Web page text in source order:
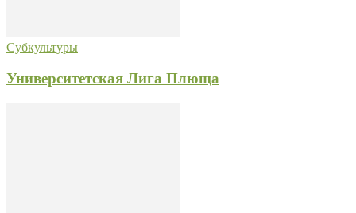
Субкультуры
Университетская Лига Плюща